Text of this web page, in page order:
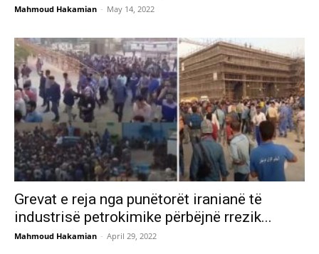
Mahmoud Hakamian - May 14, 2022
Grevat e reja nga punëtorët iranianë të
industrisë petrokimike përbëjnë rrezik...
Mahmoud Hakamian - April 29, 2022